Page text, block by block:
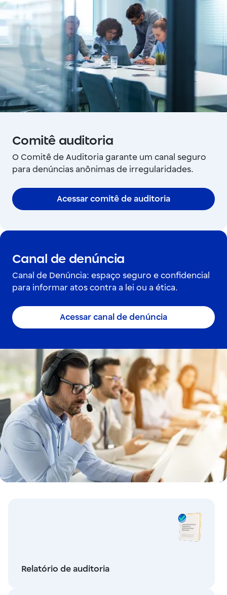
Comitê auditoria
O Comitê de Auditoria garante um canal seguro
para denúncias anônimas de irregularidades.
Acessar comitê de auditoria
Canal de denúncia
Canal de Denúncia: espaço seguro e confidencial
para informar atos contra a lei ou a ética.
Acessar canal de denúncia
Relatório de auditoria